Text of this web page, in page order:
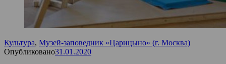
Культура, Музей-заповедник «Царицыно» (г. Москва)
Опубликовано31.01.2020